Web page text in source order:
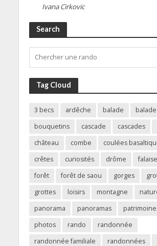
Ivana Cirkovic
Search
Tag Cloud
3 becs ardêche balade
bouquetins
cascade cascades
château
combe coulées
crêtes
curiosités drôme
forêt
forêt de saou gorges
grottes
loisirs montagne
panorama
panoramas patrimoine
photos
rando
randonnée
randonnée familiale
randonnées